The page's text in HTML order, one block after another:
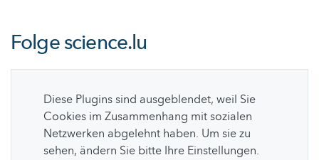
Folgescience.lu
Diese Plugins sind ausgeblendet, weil Sie
Cookies im Zusammenhang mit sozialen
Netzwerken abgelehnt haben. Um sie zu
sehen, ändern Sie bitte Ihre Einstellungen.